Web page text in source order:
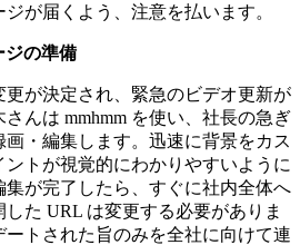
が届くよう、注意を払います。
ジの準備
が決定され、緊急のビデオ更新が
んは mmhmm を使い、社長の急ぎ
・編集します。迅速に背景をカス
トが視覚的にわかりやすいように
が完了したら、すぐに社内全体へ
た URL は変更する必要がありま
トされた旨のみを全社に向けて連